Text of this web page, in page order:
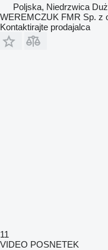
Poljska, Niedrzwica
WEREMCZUK FMR Sp. z
Kontaktirajte prodajalca
11
VIDEO POSNETEK